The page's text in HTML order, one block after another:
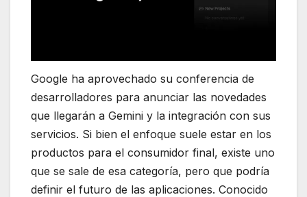
Google ha aprovechado su conferencia de
desarrolladores para anunciar las novedades
que llegarán a Gemini y la integración con sus
servicios. Si bien el enfoque suele estar en los
productos para el consumidor final, existe uno
que se sale de esa categoría, pero que podría
definir el futuro de las aplicaciones. Conocido